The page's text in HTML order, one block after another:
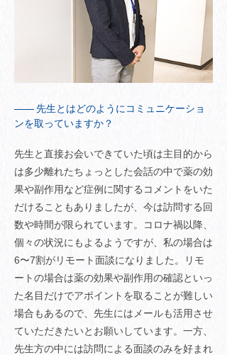
先生とはどのようにコミュニケーショ
ンを取っていますか？
先生と直接お会いできていた頃は主目的から
は多少離れたちょっとした会話の中で薬の効
果や副作用など症例に関するコメントをいた
だけることもありましたが、今は訪問する回
数や時間が限られています。コロナ禍以降、
個々の状況にもよるようですが、私の場合は
6〜7割がリモート面談になりました。リモ
ートの場合は薬の効果や副作用の確認といっ
た名目だけでアポイントを取ることが難しい
場合もあるので、先生にはメールも活用させ
ていただきたいとお願いしています。一方、
先生方の中には訪問による面談のみを好まれ